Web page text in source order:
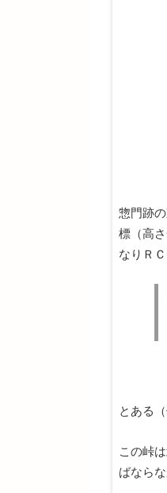
惣門跡
標（高
なりＲ
とある
この峠
ばなら